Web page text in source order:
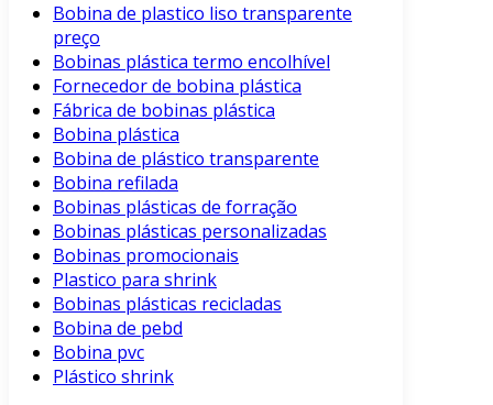
Bobina de plastico liso transparente
preço
Bobinas plástica termo encolhível
Fornecedor de bobina plástica
Fábrica de bobinas plástica
Bobina plástica
Bobina de plástico transparente
Bobina refilada
Bobinas plásticas de forração
Bobinas plásticas personalizadas
Bobinas promocionais
Plastico para shrink
Bobinas plásticas recicladas
Bobina de pebd
Bobina pvc
Plástico shrink